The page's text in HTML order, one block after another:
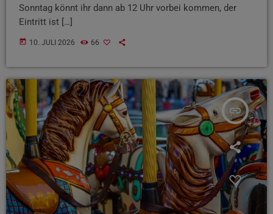
Sonntag könnt ihr dann ab 12 Uhr vorbei kommen, der
Eintritt ist […]
today 10. JULI 2026 66
insert_link